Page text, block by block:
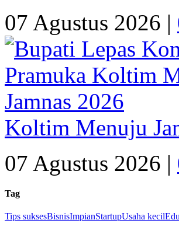
07 Agustus 2026 |
Koltim Menuju
07 Agustus 2026 |
Tag
Tips suksesBisnisImpianStartupUsaha kecil